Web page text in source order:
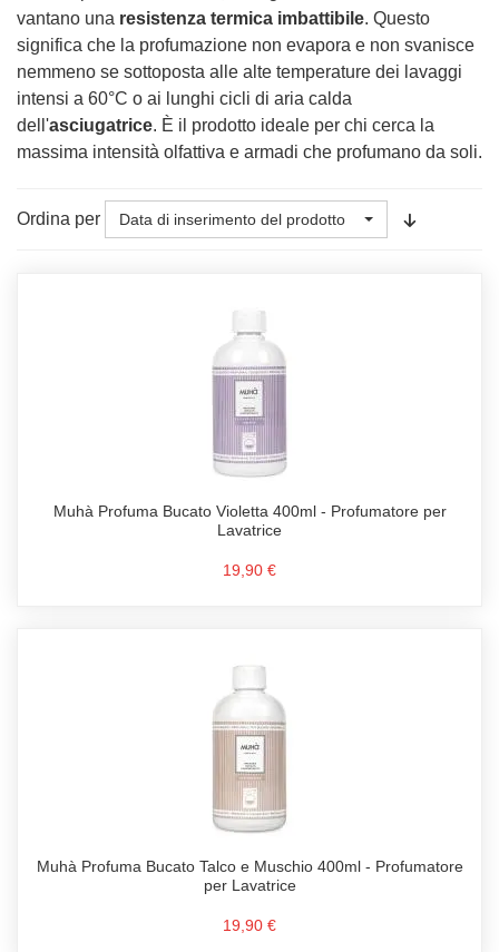
vantano una resistenza termica imbattibile. Questo
significa che la profumazione non evapora e non svanisce
nemmeno se sottoposta alle alte temperature dei lavaggi
intensi a 60°C o ai lunghi cicli di aria calda
dell'asciugatrice. È il prodotto ideale per chi cerca la
massima intensità olfattiva e armadi che profumano da soli.
Ordina per Data di inserimento del prodotto
Muhà Profuma Bucato Violetta 400ml - Profumatore per
Lavatrice
19,90 €
Muhà Profuma Bucato Talco e Muschio 400ml - Profumatore
per Lavatrice
19,90 €